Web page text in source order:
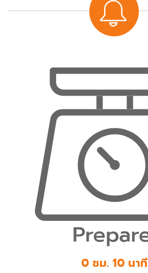
0 ชม. 10 นาที